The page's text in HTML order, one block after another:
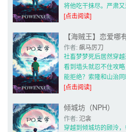
将他吃干抹尽。严肃
[点击阅读]
【海贼王】恋爱哪
作者: 飙马厉刀
社畜梦梦死后居然穿越
看到墙头就忍不住攻
能拒绝？索隆和山治
[点击阅读]
倾城坊（NPH）
作者: 氾衾
穿越到倾城坊的顾泠